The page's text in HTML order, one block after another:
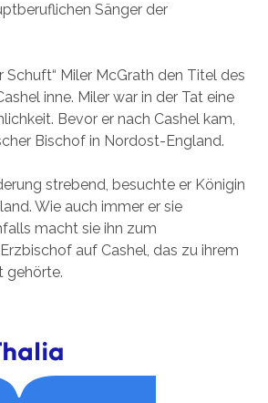
Sänger der
Schuft“ Miler McGrath den Titel des
inne. Miler war in der Tat eine
Bevor er nach Cashel kam,
Bischof in Nordost-England.
strebend, besuchte er Königin
Wie auch immer er sie
macht sie ihn zum
auf Cashel, das zu ihrem
gehörte.